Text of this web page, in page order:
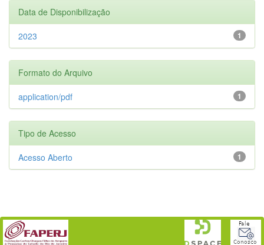
Data de Disponibilização
1
2023
Formato do Arquivo
1
application/pdf
Tipo de Acesso
1
Acesso Aberto